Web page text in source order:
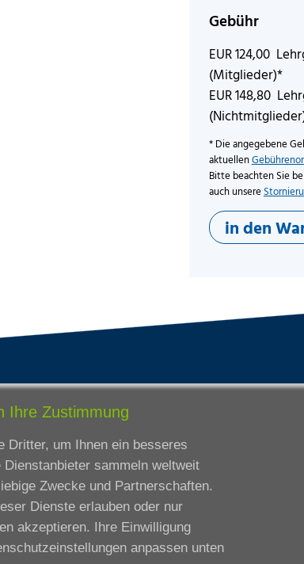
Gebühr
EUR 124,00
(Mitglieder)*
EUR 148,80
* Die angegebene
aktuellen
Bitte beachten Sie
auch unsere
in den
Bildungsangebot
Ausbildung
Zertifikatslehrgänge
Fortbildung
Ihre Zustimmung
Dritter, um Ihnen ein besseres
sammeln weltweit
Zwecke und Partnerschaften.
Dienste erlauben oder nur
akzeptieren. Ihre Einwilligung
anpassen unten